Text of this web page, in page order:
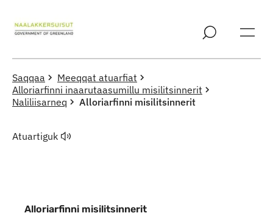
Saqqaa
Meeqqat atuarfiat
Alloriarfinni inaarutaasumillu misilitsinnerit
Naliliisarneq
Alloriarfinni misilitsinnerit
Atuartiguk
Alloriarfinni misilitsinnerit